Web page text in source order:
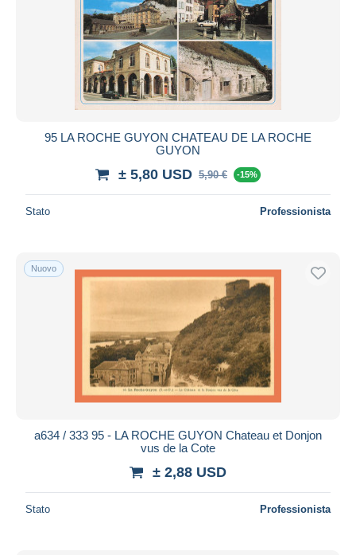
95 LA ROCHE GUYON CHATEAU DE LA ROCHE
GUYON
± 5,80 USD 5,90 € -15%
Stato Professionista
Nuovo
a634 / 333 95 - LA ROCHE GUYON Chateau et Donjon
vus de la Cote
± 2,88 USD
Stato Professionista